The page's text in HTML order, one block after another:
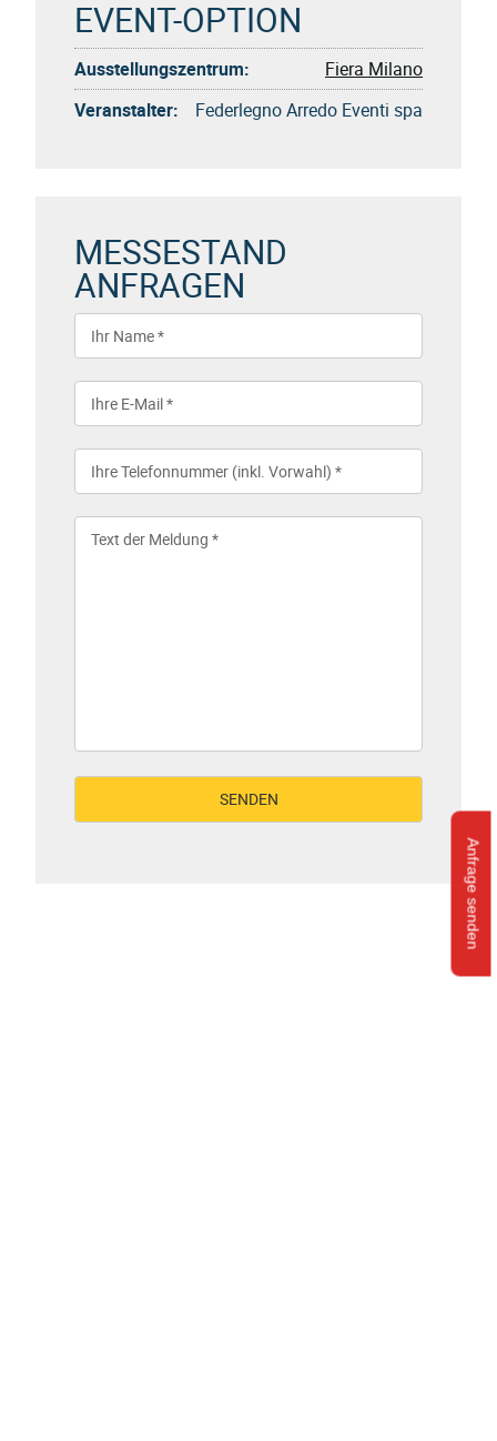
Anfrage senden
EVENT-OPTION
Ausstellungszentrum:
Fiera Milano
Veranstalter:
Federlegno Arredo Eventi spa
MESSESTAND
ANFRAGEN